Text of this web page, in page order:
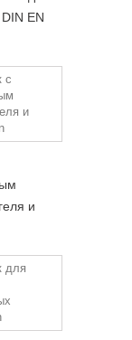
EN
и